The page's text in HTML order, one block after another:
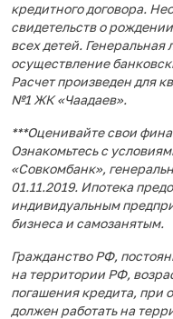
кредитного договора.
свидетельств о
всех детей.
осуществление
Расчет произведен для
№1 ЖК «Чаадаев».
***Оценивайте свои
Ознакомьтесь с
«Совкомбанк»,
01.11.2019. Ипотека
индивидуальным
бизнеса и самозанятым.
Гражданство РФ,
на территории РФ,
погашения кредита, при
должен работать на